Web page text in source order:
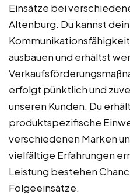
Einsätze bei
Altenburg. Du kannst
ausbauen und erhältst
erfolgt pünktlich und
unseren Kunden. Du
produktspezifische
verschiedenen Marken
vielfältige Erfahrungen
Leistung bestehen
Folgeeinsätze.